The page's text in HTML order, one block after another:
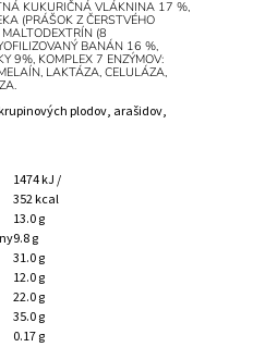
KUKURIČNÁ VLÁKNINA 17 %,
(PRÁŠOK Z ČERSTVÉHO
(8
BANÁN 16 %,
9%, KOMPLEX 7 ENZÝMOV:
LAKTÁZA, CELULÁZA,
plodov, arašidov,
1474 kJ /
352 kcal
13.0 g
9.8 g
31.0 g
12.0 g
22.0 g
35.0 g
0.17 g